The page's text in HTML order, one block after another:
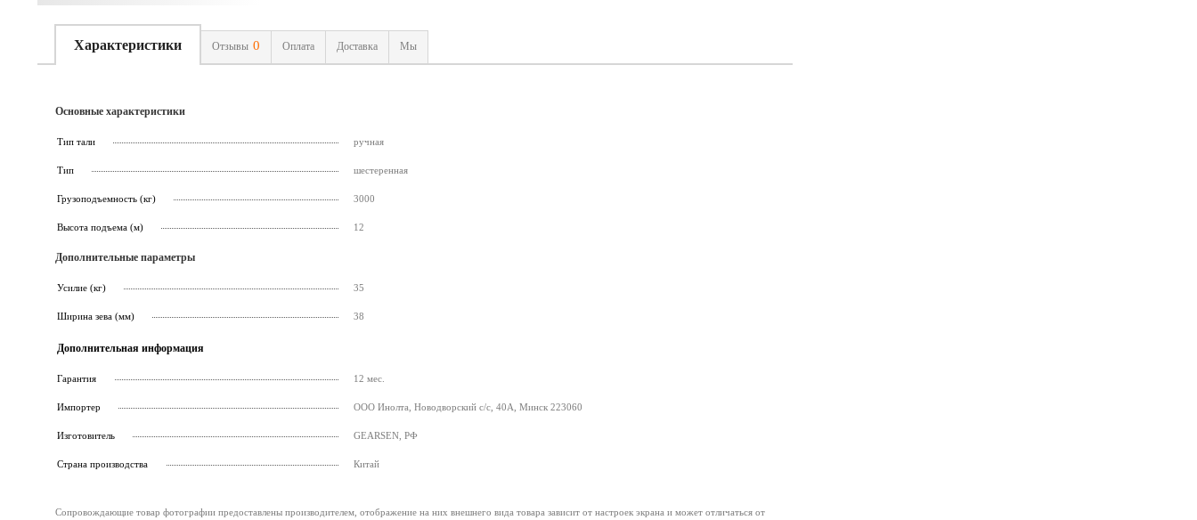
Характеристики Отзывы 0 Оплата Доставка Мы
Основные характеристики
Тип тали ручная
Тип шестеренная
Грузоподъемность (кг) 3000
Высота подъема (м) 12
Дополнительные параметры
Усилие (кг) 35
Ширина зева (мм) 38
Дополнительная информация
Гарантия 12 мес.
Импортер ООО Инолта, Новодворский с/с, 40А, Минск 223060
Изготовитель GEARSEN, РФ
Страна производства Китай
Сопровождающие товар фотографии предоставлены производителем, отображение на них внешнего вида товара зависит от настроек экрана и может отличаться от